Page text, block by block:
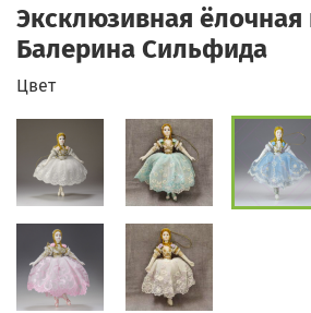
Эксклюзивная ёлочная
Балерина Сильфида
Цвет